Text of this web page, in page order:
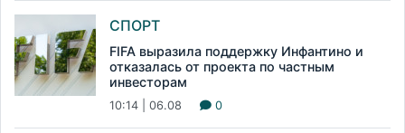
СПОРТ
FIFA выразила поддержку Инфантино и
отказалась от проекта по частным
инвесторам
10:14 | 06.08 0